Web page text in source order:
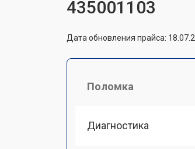
435001103
Дата обновления прайса:
Поломка
Диагностика